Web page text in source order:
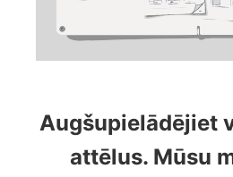
Augšupielādējiet
attēlus. Mūsu